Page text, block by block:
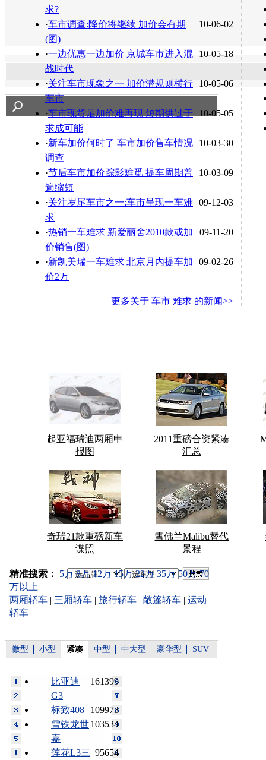
求?
10-06-02
·车市调查:降价将继续 加价会有期
(图)
10-05-18
·一边优惠一边加价 京城车市进入混
战时代
10-05-06
·关注车市现象之一 加价潜规则横行
车市
10-05-05
·车市现货足加价难再现 短期供过于
求成可能
10-03-30
·新车加价何时了 车市加价售车情况
调查
10-03-09
·节后车市加价踪影难觅 提车周期普
遍缩短
09-12-03
·关注岁尾车市之一:车市呈现一车难
求
09-11-20
·热销一车难求 新爱丽舍2010款或加
价销售(图)
09-02-26
·新凯美瑞一车难求 北京月内提车加
价2万
更多关于 车市 难求 的新闻>>
起亚福瑞迪两厢申
报图
2011重磅合资紧凑
汇总
奇瑞21款重磅新车
谍照
雪佛兰Malibu替代
景程
车型搜索：
精准搜索： 5万 8万 12万 15万 22万 35万 50万 70
万以上
两厢轿车 | 三厢轿车 | 旅行轿车 | 敞篷轿车 | 运动
轿车
微型 小型 紧凑 中型 中大型 豪华型 SUV
161399
比亚迪
G3
109973
标致408
103534
雪铁龙世
嘉
95654
莲花L3三